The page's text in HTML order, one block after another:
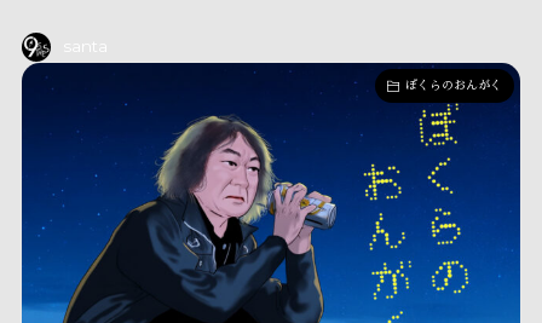
santa
ぼくらのおんがく